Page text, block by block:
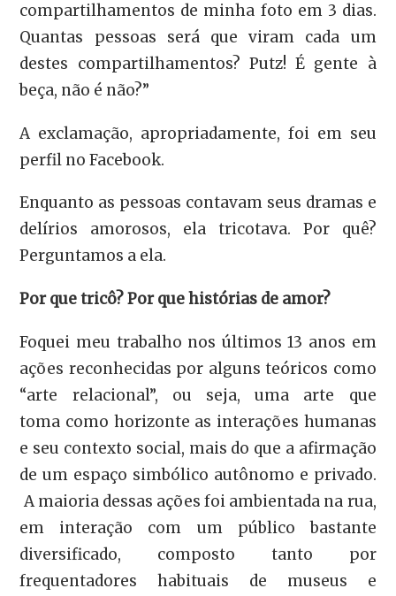
compartilhamentos de minha foto em 3 dias.
Quantas pessoas será que viram cada um
destes compartilhamentos? Putz! É gente à
beça, não é não?”
A exclamação, apropriadamente, foi em seu
perfil no Facebook.
Enquanto as pessoas contavam seus dramas e
delírios amorosos, ela tricotava. Por quê?
Perguntamos a ela.
Por que tricô? Por que histórias de amor?
Foquei meu trabalho nos últimos 13 anos em
ações reconhecidas por alguns teóricos como
“arte relacional”, ou seja, uma arte que
toma como horizonte as interações humanas
e seu contexto social, mais do que a afirmação
de um espaço simbólico autônomo e privado.
A maioria dessas ações foi ambientada na rua,
em interação com um público bastante
diversificado, composto tanto por
frequentadores habituais de museus e